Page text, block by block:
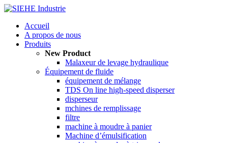
Accueil
A propos de nous
Produits
New Product
Malaxeur de levage hydraulique
Équipement de fluide
équipement de mélange
TDS On line high-speed disperser
disperseur
mchines de remplissage
filtre
machine à moudre à panier
Machine d’émulsification